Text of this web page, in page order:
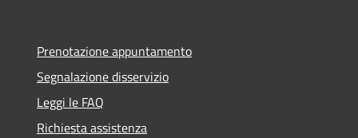
Prenotazione appuntamento
Segnalazione disservizio
Leggi le FAQ
Richiesta assistenza